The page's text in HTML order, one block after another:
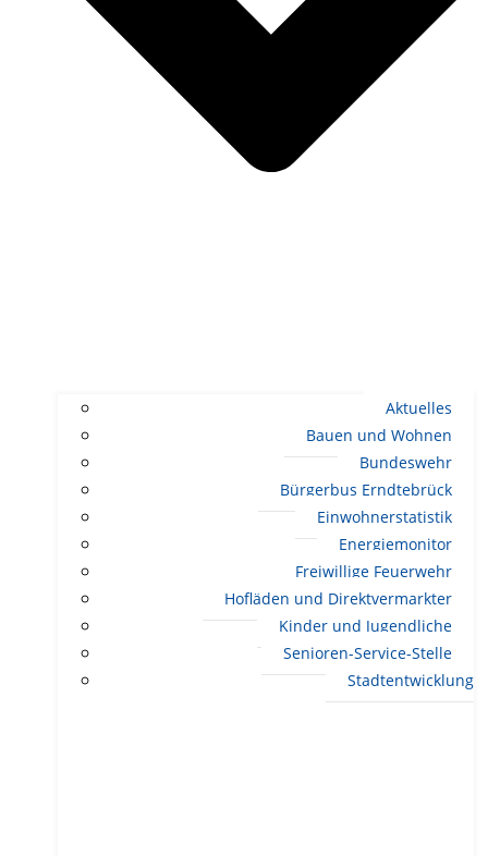
Aktuelles
Bauen und Wohnen
Bundeswehr
Bürgerbus Erndtebrück
Einwohnerstatistik
Energiemonitor
Freiwillige Feuerwehr
Hofläden und Direktvermarkter
Kinder und Jugendliche
Senioren-Service-Stelle
Stadtentwicklung